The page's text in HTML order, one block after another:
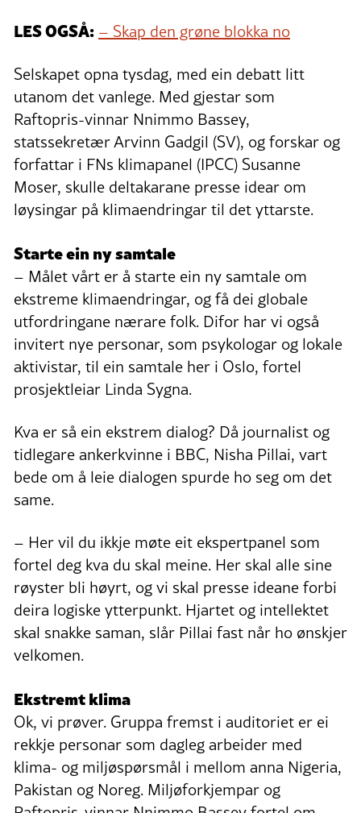
LES OGSÅ: – Skap den grøne blokka no
Selskapet opna tysdag, med ein debatt litt
utanom det vanlege. Med gjestar som
Raftopris-vinnar Nnimmo Bassey,
statssekretær Arvinn Gadgil (SV), og forskar og
forfattar i FNs klimapanel (IPCC) Susanne
Moser, skulle deltakarane presse idear om
løysingar på klimaendringar til det yttarste.
Starte ein ny samtale
– Målet vårt er å starte ein ny samtale om
ekstreme klimaendringar, og få dei globale
utfordringane nærare folk. Difor har vi også
invitert nye personar, som psykologar og lokale
aktivistar, til ein samtale her i Oslo, fortel
prosjektleiar Linda Sygna.
Kva er så ein ekstrem dialog? Då journalist og
tidlegare ankerkvinne i BBC, Nisha Pillai, vart
bede om å leie dialogen spurde ho seg om det
same.
– Her vil du ikkje møte eit ekspertpanel som
fortel deg kva du skal meine. Her skal alle sine
røyster bli høyrt, og vi skal presse ideane forbi
deira logiske ytterpunkt. Hjartet og intellektet
skal snakke saman, slår Pillai fast når ho ønskjer
velkomen.
Ekstremt klima
Ok, vi prøver. Gruppa fremst i auditoriet er ei
rekkje personar som dagleg arbeider med
klima- og miljøspørsmål i mellom anna Nigeria,
Pakistan og Noreg. Miljøforkjempar og